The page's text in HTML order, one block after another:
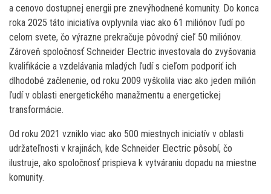
a cenovo dostupnej energii pre znevýhodnené komunity. Do konca
roka 2025 táto iniciatíva ovplyvnila viac ako 61 miliónov ľudí po
celom svete, čo výrazne prekračuje pôvodný cieľ 50 miliónov.
Zároveň spoločnosť Schneider Electric investovala do zvyšovania
kvalifikácie a vzdelávania mladých ľudí s cieľom podporiť ich
dlhodobé začlenenie, od roku 2009 vyškolila viac ako jeden milión
ľudí v oblasti energetického manažmentu a energetickej
transformácie.
Od roku 2021 vzniklo viac ako 500 miestnych iniciatív v oblasti
udržateľnosti v krajinách, kde Schneider Electric pôsobí, čo
ilustruje, ako spoločnosť prispieva k vytváraniu dopadu na miestne
komunity.